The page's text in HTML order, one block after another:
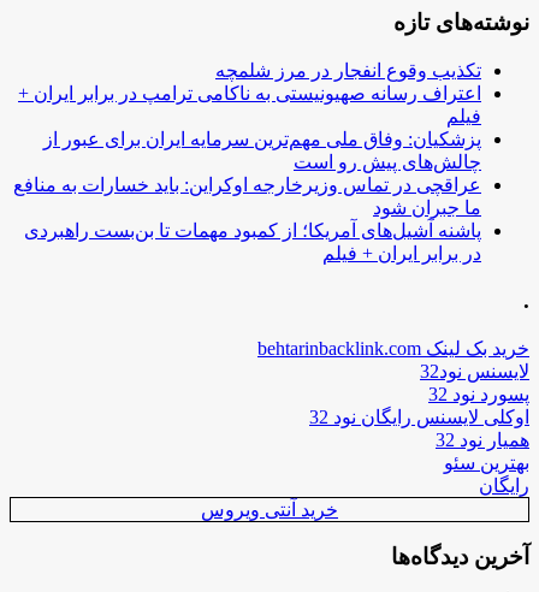
نوشته‌های تازه
تکذیب وقوع انفجار در مرز شلمچه
اعتراف رسانه صهیونیستی به ناکامی ترامپ در برابر ایران +
فیلم
پزشکیان: وفاق ملی مهم‌ترین سرمایه ایران برای عبور از
چالش‌های پیش رو است
عراقچی در تماس وزیرخارجه اوکراین: باید خسارات به منافع
ما جبران شود
پاشنه آشیل‌های آمریکا؛ از کمبود مهمات تا بن‌بست راهبردی
در برابر ایران + فیلم
.
خرید بک لینک behtarinbacklink.com
لایسنس نود32
پسورد نود 32
اوکلی لایسنس رایگان نود 32
همیار نود 32
بهترین سئو
رایگان
خرید آنتی ویروس
آخرین دیدگاه‌ها